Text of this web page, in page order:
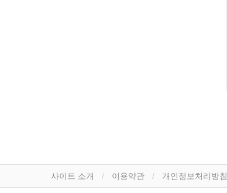
사이트 소개 이용약관 개인정보처리방침